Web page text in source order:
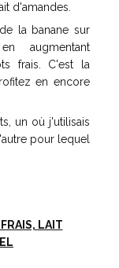
d'amandes.
la banane sur
augmentant
frais. C'est la
en encore
un où j'utilisais
pour lequel
LAIT